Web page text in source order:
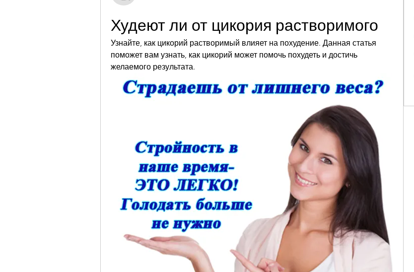
Худеют ли от цикория растворимого
Узнайте, как цикорий растворимый влияет на похудение. Данная статья
поможет вам узнать, как цикорий может помочь похудеть и достичь
желаемого результата.